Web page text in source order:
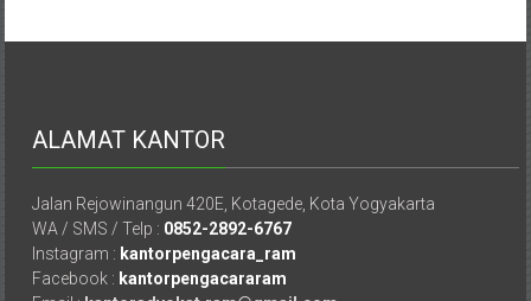
Sragen,
Malang,
Kediri,
Madiun,
Ponorogo,
ALAMAT KANTOR
Jalan Rejowinangun 420E, Kotagede, Kota Yogyakarta
WA / SMS / Telp : 0852-2892-6767
Instagram : kantorpengacara_ram
Facebook : kantorpengacararam